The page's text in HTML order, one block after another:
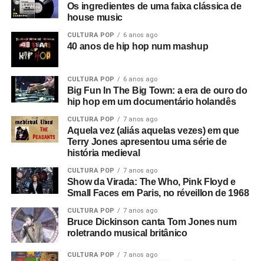
Os ingredientes de uma faixa clássica de
house music
CULTURA POP 6 anos ago
40 anos de hip hop num mashup
CULTURA POP 6 anos ago
Big Fun In The Big Town: a era de ouro do
hip hop em um documentário holandês
CULTURA POP 7 anos ago
Aquela vez (aliás aquelas vezes) em que
Terry Jones apresentou uma série de
história medieval
CULTURA POP 7 anos ago
Show da Virada: The Who, Pink Floyd e
Small Faces em Paris, no réveillon de 1968
CULTURA POP 7 anos ago
Bruce Dickinson canta Tom Jones num
roletrando musical britânico
CULTURA POP 7 anos ago